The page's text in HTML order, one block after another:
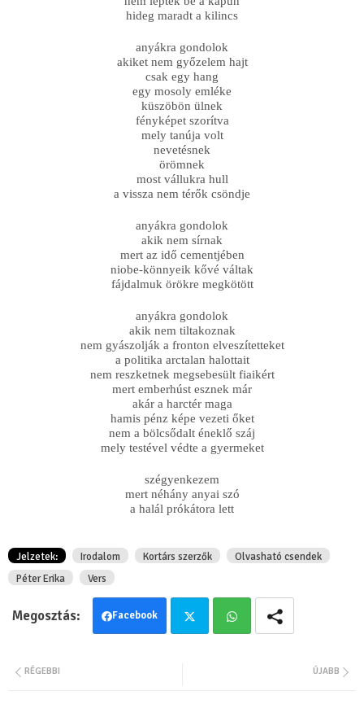
hideg maradt a kilincs
anyákra gondolok
akiket nem győzelem hajt
csak egy hang
egy mosoly emléke
küszöbön ülnek
fényképet szorítva
mely tanúja volt
nevetésnek
örömnek
most vállukra hull
a vissza nem térők csöndje
anyákra gondolok
akik nem sírnak
mert az idő cementjében
niobe-könnyeik kővé váltak
fájdalmuk örökre megkötött
anyákra gondolok
akik nem tiltakoznak
nem gyászolják a fronton elveszítetteket
a politika arctalan halottait
nem reszketnek megsebesült fiaikért
mert emberhúst esznek már
akár a harctér maga
hamis pénz képe vezeti őket
nem a bölcsődalt éneklő száj
mely testével védte a gyermeket
szégyenkezem
mert néhány anyai szó
a halál prókátora lett
Jelzetek: Irodalom Kortárs szerzők
Olvasható csendek
Péter Erika
Vers
Facebook
ÚJABB
RÉGEBBI